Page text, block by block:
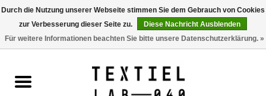
0 Artikel - €0,00
BÜCHER
Durch die Nutzung unserer Webseite stimmen Sie dem Gebrauch von Cookies
zur Verbesserung dieser Seite zu.
Diese Nachricht Ausblenden
Für weitere Informationen beachten Sie bitte unsere Datenschutzerklärung. »